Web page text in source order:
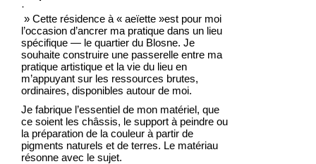
·
» Cette résidence à « aeïette »est pour moi
l’occasion d’ancrer ma pratique dans un lieu
spécifique — le quartier du Blosne. Je
souhaite construire une passerelle entre ma
pratique artistique et la vie du lieu en
m’appuyant sur les ressources brutes,
ordinaires, disponibles autour de moi.
Je fabrique l’essentiel de mon matériel, que
ce soient les châssis, le support à peindre ou
la préparation de la couleur à partir de
pigments naturels et de terres. Le matériau
résonne avec le sujet.